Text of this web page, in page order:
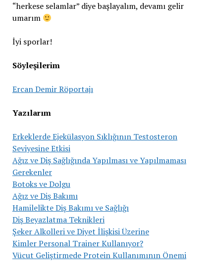
“herkese selamlar” diye başlayalım, devamı gelir
umarım
İyi sporlar!
Söyleşilerim
Ercan Demir Röportajı
Yazılarım
Erkeklerde Ejekülasyon Sıklığının Testosteron
Seviyesine Etkisi
Ağız ve Diş Sağlığında Yapılması ve Yapılmaması
Gerekenler
Botoks ve Dolgu
Ağız ve Diş Bakımı
Hamilelikte Diş Bakımı ve Sağlığı
Diş Beyazlatma Teknikleri
Şeker Alkolleri ve Diyet İlişkisi Üzerine
Kimler Personal Trainer Kullanıyor?
Vücut Geliştirmede Protein Kullanımının Önemi